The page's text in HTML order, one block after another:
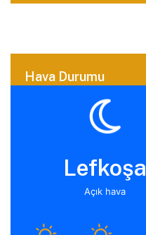
Hava Durumu
Lefkoşa
Açık hava